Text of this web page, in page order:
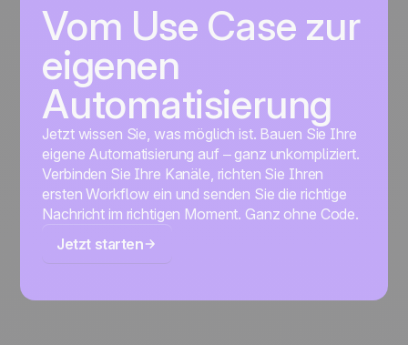
Vom Use Case zur
eigenen
Automatisierung
Jetzt wissen Sie, was möglich ist. Bauen Sie Ihre
eigene Automatisierung auf – ganz unkompliziert.
Verbinden Sie Ihre Kanäle, richten Sie Ihren
ersten Workflow ein und senden Sie die richtige
Nachricht im richtigen Moment. Ganz ohne Code.
Jetzt starten